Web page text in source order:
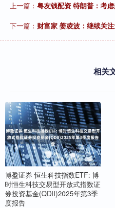
上一篇： 粤友钱配资 特朗普：考
下一篇： 财富家 姜凌波：继续关
相关
博盈证券 恒生科技指数ETF: 博
时恒生科技交易型开放式指数证
券投资基金(QDII)2025年第3季
度报告